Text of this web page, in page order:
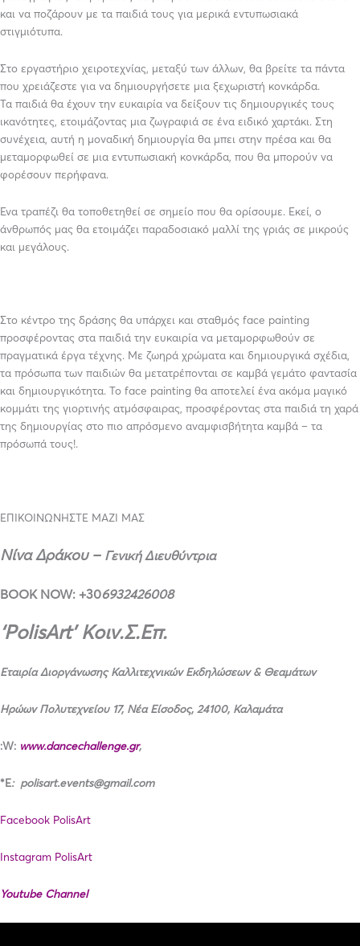
και να ποζάρουν με τα παιδιά τους για μερικά εντυπωσιακά
στιγμιότυπα.
Στο εργαστήριο χειροτεχνίας, μεταξύ των άλλων, θα βρείτε τα πάντα
που χρειάζεστε για να δημιουργήσετε μια ξεχωριστή κονκάρδα.
Τα παιδιά θα έχουν την ευκαιρία να δείξουν τις δημιουργικές τους
ικανότητες, ετοιμάζοντας μια ζωγραφιά σε ένα ειδικό χαρτάκι. Στη
συνέχεια, αυτή η μοναδική δημιουργία θα μπει στην πρέσα και θα
μεταμορφωθεί σε μια εντυπωσιακή κονκάρδα, που θα μπορούν να
φορέσουν περήφανα.
Ένα τραπέζι θα τοποθετηθεί σε σημείο που θα ορίσουμε. Εκεί, ο
άνθρωπός μας θα ετοιμάζει παραδοσιακό μαλλί της γριάς σε μικρούς
και μεγάλους.
Στο κέντρο της δράσης θα υπάρχει και σταθμός face painting
προσφέροντας στα παιδιά την ευκαιρία να μεταμορφωθούν σε
πραγματικά έργα τέχνης. Με ζωηρά χρώματα και δημιουργικά σχέδια,
τα πρόσωπα των παιδιών θα μετατρέπονται σε καμβά γεμάτο φαντασία
και δημιουργικότητα. Το face painting θα αποτελεί ένα ακόμα μαγικό
κομμάτι της γιορτινής ατμόσφαιρας, προσφέροντας στα παιδιά τη χαρά
της δημιουργίας στο πιο απρόσμενο αναμφισβήτητα καμβά – τα
πρόσωπά τους!.
ΕΠΙΚΟΙΝΩΝΗΣΤΕ ΜΑΖΙ ΜΑΣ
Νίνα Δράκου – Γενική Διευθύντρια
BOOK NOW: +306932426008
‘PolisArt’ Κοιν.Σ.Επ.
Εταιρία Διοργάνωσης Καλλιτεχνικών Εκδηλώσεων & Θεαμάτων
Ηρώων Πολυτεχνείου 17, Νέα Είσοδος, 24100, Καλαμάτα
:W: www.dancechallenge.gr,
*E: polisart.events@gmail.com
Facebook PolisArt
Instagram PolisArt
Youtube Channel